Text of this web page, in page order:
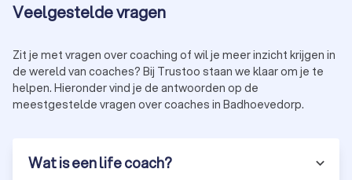
Veelgestelde vragen
Zit je met vragen over coaching of wil je meer inzicht krijgen in
de wereld van coaches? Bij Trustoo staan we klaar om je te
helpen. Hieronder vind je de antwoorden op de
meestgestelde vragen over coaches in Badhoevedorp.
Wat is een life coach?